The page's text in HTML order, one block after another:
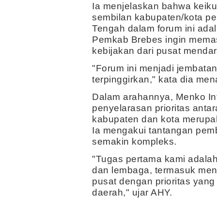
Ia menjelaskan bahwa
sembilan kabupaten/kota
Tengah dalam forum ini
Pemkab Brebes ingin
kebijakan dari pusat
"Forum ini menjadi
terpinggirkan," kata dia
Dalam arahannya, Menko
penyelarasan prioritas
kabupaten dan kota
Ia mengakui tantangan
semakin kompleks.
"Tugas pertama kami
dan lembaga, termasuk
pusat dengan prioritas
daerah," ujar AHY.